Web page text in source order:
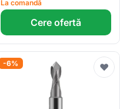
La comandă
Cere ofertă
-6% ♥